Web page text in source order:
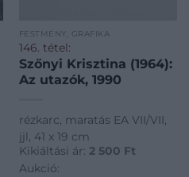
FESTMÉNY, GRAFIKA
146. tétel:
Szőnyi Krisztina (1964):
Az utazók, 1990
rézkarc, maratás EA VII/VII,
jjl, 41 x 19 cm
Kikiáltási ár: 2 500 Ft
Aukció: